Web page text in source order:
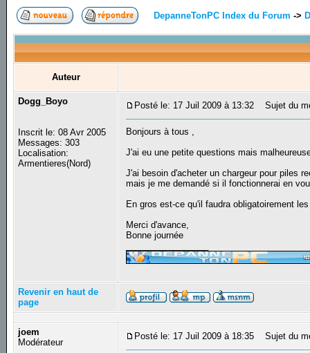
DepanneTonPC Index du Forum ->
Auteur
Dogg_Boyo
Inscrit le: 08 Avr 2005
Messages: 303
Localisation:
Armentieres(Nord)
Posté le: 17 Juil 2009 à 13:32 Sujet du
Bonjours à tous ,
J'ai eu une petite questions mais
J'ai besoin d'acheter un chargeur pour piles
mais je me demandé si il fonctionnerai en
En gros est-ce qu'il faudra obligatoirement
Merci d'avance,
Bonne journée
Revenir en haut de
page
joem
Modérateur
Posté le: 17 Juil 2009 à 18:35 Sujet du